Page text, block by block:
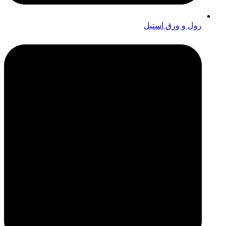
رول و ورق استیل